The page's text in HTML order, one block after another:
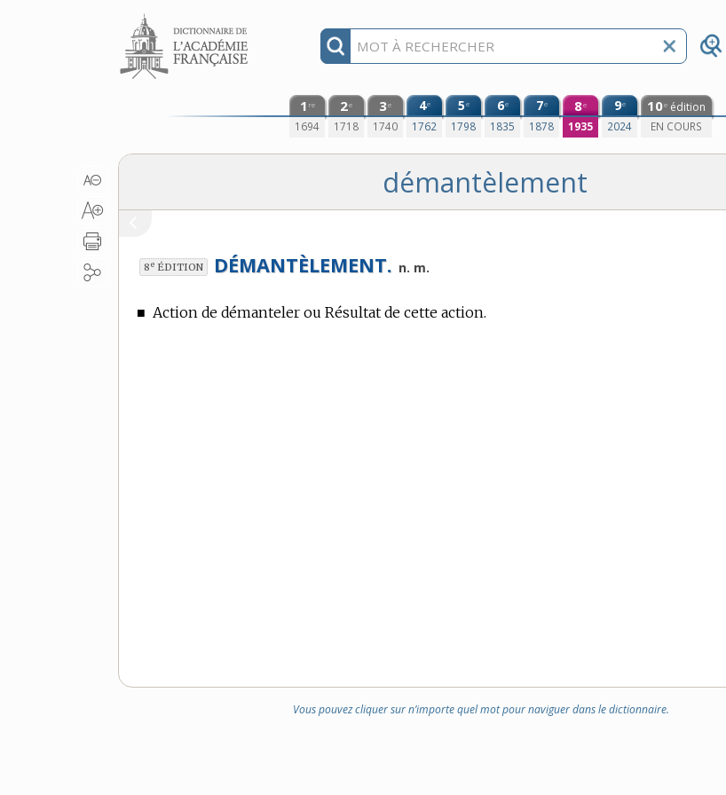
Aller au contenu
1 re
1694
2e
1718
3e
1740
4e
1762
5e
1798
6e
1835
7e
1878
8e
1935
9e
2024
10e édition
EN COURS
démantèlement
8e ÉDITION DÉMANTÈLEMENT. n. m.
■ Action de démanteler ou Résultat de cette action.
Vous pouvez cliquer sur n’importe quel mot pour naviguer dans le dictionnaire.